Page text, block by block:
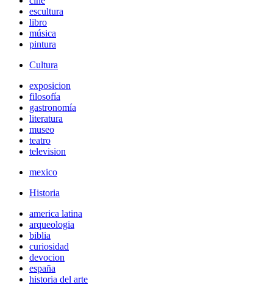
escultura
libro
música
pintura
Cultura
exposicion
filosofía
gastronomía
literatura
museo
teatro
television
mexico
Historia
america latina
arqueologia
biblia
curiosidad
devocion
españa
historia del arte